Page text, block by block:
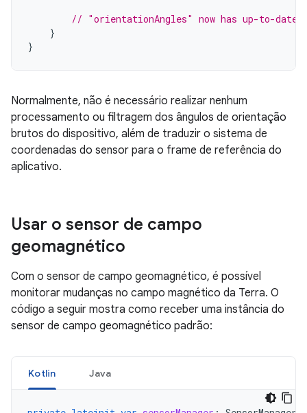
// "orientationAngles" now has up-to-date
}
}
Normalmente, não é necessário realizar nenhum
processamento ou filtragem dos ângulos de orientação
brutos do dispositivo, além de traduzir o sistema de
coordenadas do sensor para o frame de referência do
aplicativo.
Usar o sensor de campo
geomagnético
Com o sensor de campo geomagnético, é possível
monitorar mudanças no campo magnético da Terra. O
código a seguir mostra como receber uma instância do
sensor de campo geomagnético padrão:
Kotlin Java